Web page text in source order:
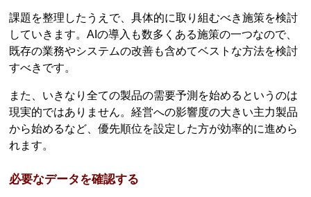
課題を整理したうえで、具体的に取り組むべき施策を検討
していきます。AIの導入も数多くある施策の一つなので、
既存の業務やシステムの改善も含めてベストな方法を検討
すべきです。
また、いきなり全ての製品の需要予測を始めるというのは
現実的ではありません。経営への影響度の大きい主力製品
から始めるなど、優先順位を設定した方が効率的に進めら
れます。
必要なデータを確認する